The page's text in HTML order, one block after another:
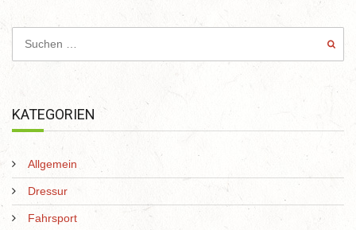
KATEGORIEN
Allgemein
Dressur
Fahrsport